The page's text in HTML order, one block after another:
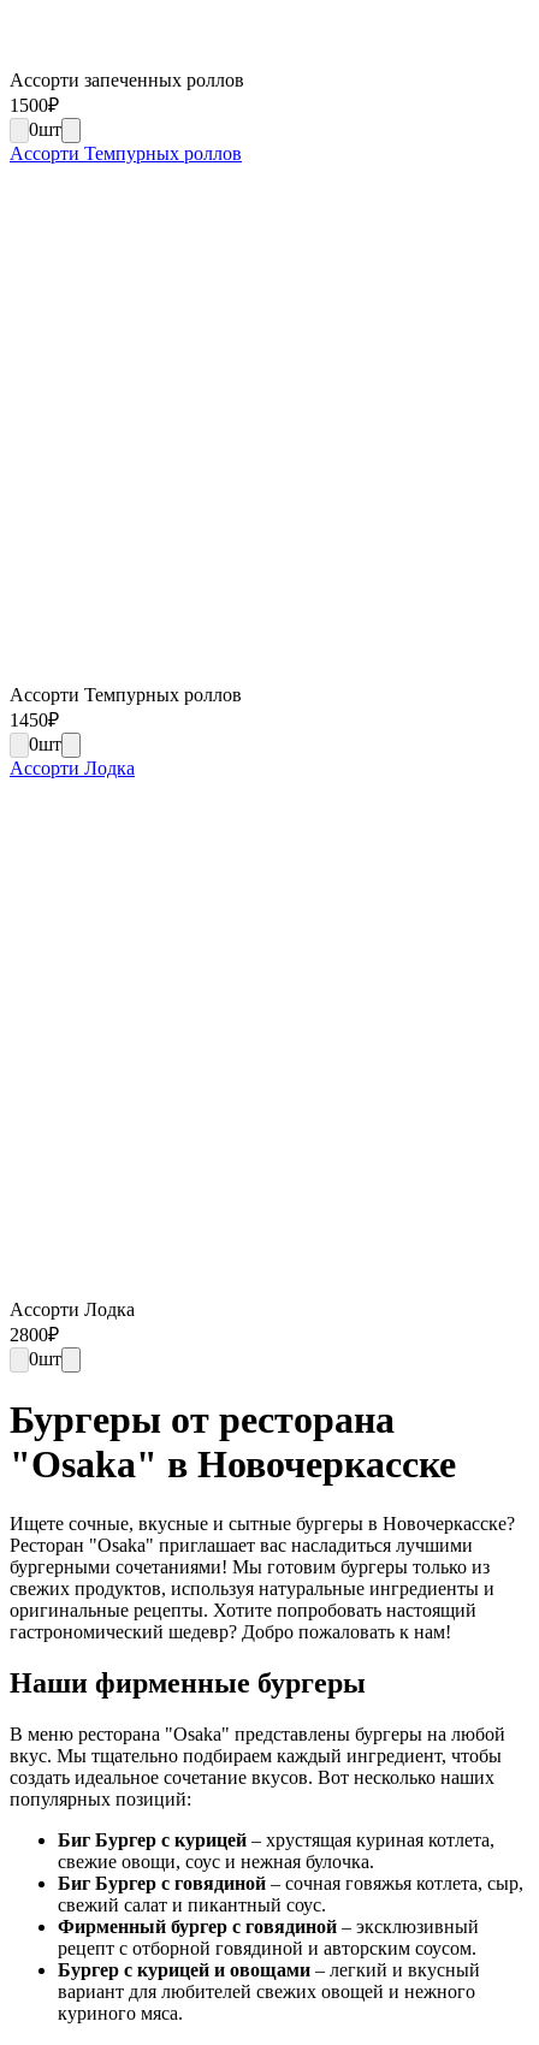
Ассорти запеченных роллов
1500₽
0шт
Ассорти Темпурных роллов
Ассорти Темпурных роллов
1450₽
0шт
Ассорти Лодка
Ассорти Лодка
2800₽
0шт
Бургеры от ресторана
"Osaka" в Новочеркасске
Ищете сочные, вкусные и сытные бургеры в Новочеркасске?
Ресторан "Osaka" приглашает вас насладиться лучшими
бургерными сочетаниями! Мы готовим бургеры только из
свежих продуктов, используя натуральные ингредиенты и
оригинальные рецепты. Хотите попробовать настоящий
гастрономический шедевр? Добро пожаловать к нам!
Наши фирменные бургеры
В меню ресторана "Osaka" представлены бургеры на любой
вкус. Мы тщательно подбираем каждый ингредиент, чтобы
создать идеальное сочетание вкусов. Вот несколько наших
популярных позиций:
Биг Бургер с курицей – хрустящая куриная котлета,
свежие овощи, соус и нежная булочка.
Биг Бургер с говядиной – сочная говяжья котлета, сыр,
свежий салат и пикантный соус.
Фирменный бургер с говядиной – эксклюзивный
рецепт с отборной говядиной и авторским соусом.
Бургер с курицей и овощами – легкий и вкусный
вариант для любителей свежих овощей и нежного
куриного мяса.